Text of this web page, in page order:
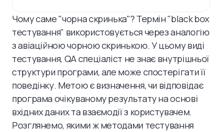
Чому саме "чорна скринька"? Термін "black box
тестування" використовується через аналогію
з авіаційною чорною скринькою. У цьому виді
тестування, QA спеціаліст не знає внутрішньої
структури програми, але може спостерігати її
поведінку. Метою є визначення, чи відповідає
програма очікуваному результату на основі
вхідних даних та взаємодії з користувачем.
Розглянемо, якими ж методами тестування